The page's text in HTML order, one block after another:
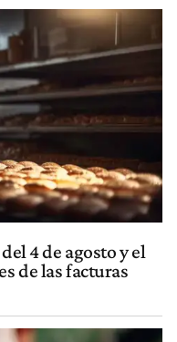
4 de agosto y el
de las facturas